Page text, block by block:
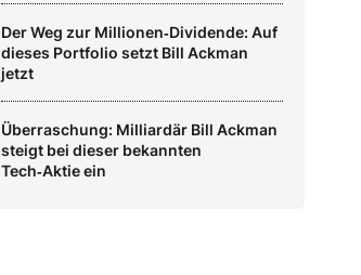
Der Weg zur Millionen‑Dividende: Auf
dieses Portfolio setzt Bill Ackman
jetzt
Überraschung: Milliardär Bill Ackman
steigt bei dieser bekannten
Tech‑Aktie ein